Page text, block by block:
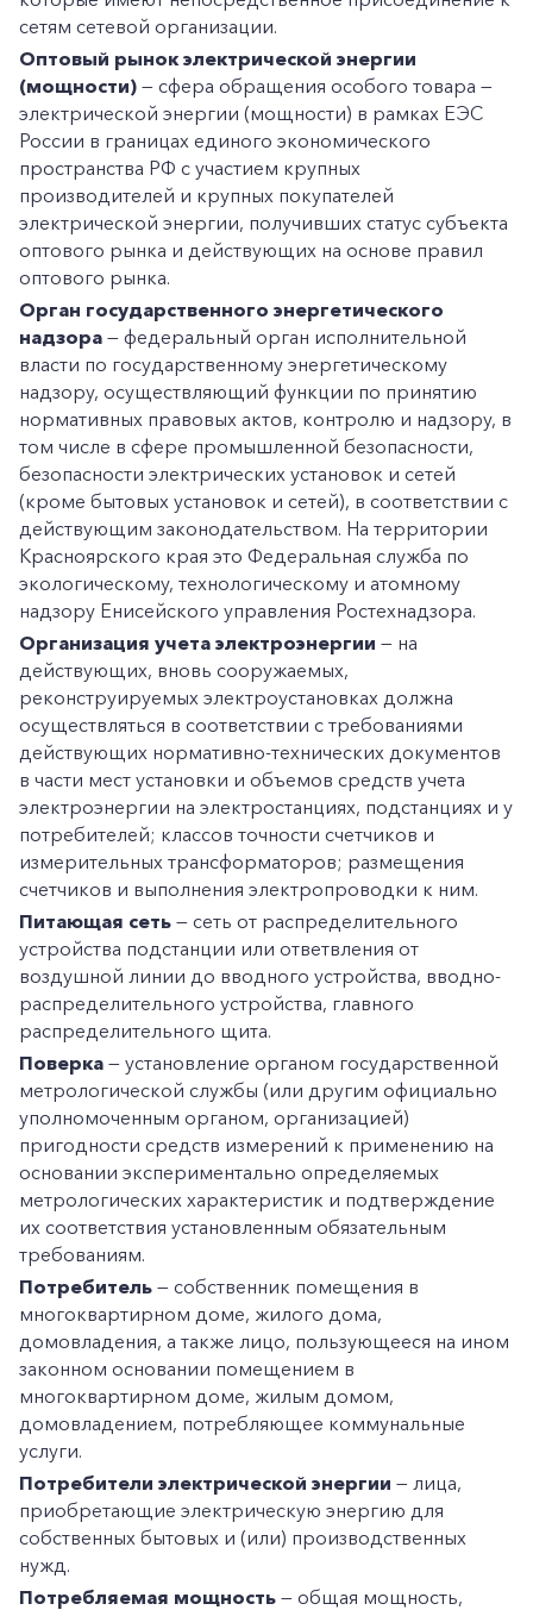
сетям сетевой организации.
Оптовый рынок электрической энергии
(мощности) — сфера обращения особого товара —
электрической энергии (мощности) в рамках ЕЭС
России в границах единого экономического
пространства РФ с участием крупных
производителей и крупных покупателей
электрической энергии, получивших статус субъекта
оптового рынка и действующих на основе правил
оптового рынка.
Орган государственного энергетического
надзора — федеральный орган исполнительной
власти по государственному энергетическому
надзору, осуществляющий функции по принятию
нормативных правовых актов, контролю и надзору, в
том числе в сфере промышленной безопасности,
безопасности электрических установок и сетей
(кроме бытовых установок и сетей), в соответствии с
действующим законодательством. На территории
Красноярского края это Федеральная служба по
экологическому, технологическому и атомному
надзору Енисейского управления Ростехнадзора.
Организация учета электроэнергии — на
действующих, вновь сооружаемых,
реконструируемых электроустановках должна
осуществляться в соответствии с требованиями
действующих нормативно-технических документов
в части мест установки и объемов средств учета
электроэнергии на электростанциях, подстанциях и у
потребителей; классов точности счетчиков и
измерительных трансформаторов; размещения
счетчиков и выполнения электропроводки к ним.
Питающая сеть — сеть от распределительного
устройства подстанции или ответвления от
воздушной линии до вводного устройства, вводно-
распределительного устройства, главного
распределительного щита.
Поверка — установление органом государственной
метрологической службы (или другим официально
уполномоченным органом, организацией)
пригодности средств измерений к применению на
основании экспериментально определяемых
метрологических характеристик и подтверждение
их соответствия установленным обязательным
требованиям.
Потребитель — собственник помещения в
многоквартирном доме, жилого дома,
домовладения, а также лицо, пользующееся на ином
законном основании помещением в
многоквартирном доме, жилым домом,
домовладением, потребляющее коммунальные
услуги.
Потребители электрической энергии — лица,
приобретающие электрическую энергию для
собственных бытовых и (или) производственных
нужд.
Потребляемая мощность — общая мощность,